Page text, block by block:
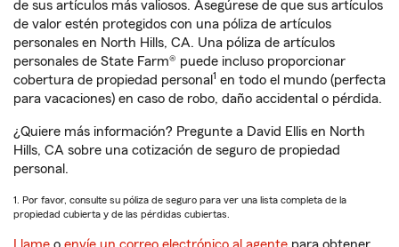
de sus artículos más valiosos. Asegúrese de que sus artículos
de valor estén protegidos con una póliza de artículos
personales en North Hills, CA. Una póliza de artículos
personales de State Farm® puede incluso proporcionar
cobertura de propiedad personal 1 en todo el mundo (perfecta
para vacaciones) en caso de robo, daño accidental o pérdida.
¿Quiere más información? Pregunte a David Ellis en North
Hills, CA sobre una cotización de seguro de propiedad
personal.
1. Por favor, consulte su póliza de seguro para ver una lista completa de la
propiedad cubierta y de las pérdidas cubiertas.